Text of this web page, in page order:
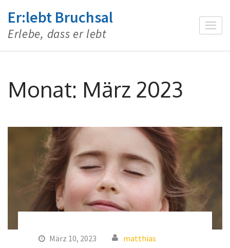
Inhalt
springen
Er:lebt Bruchsal
Erlebe, dass er lebt
Monat: März 2023
März 10, 2023 matthias